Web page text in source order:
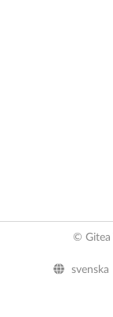
© Gitea
svenska